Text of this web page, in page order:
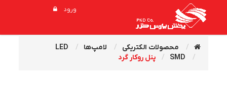
ورود
محصولات الکتریکی لامپ‌ها
LED
SMD
پنل روکار گرد